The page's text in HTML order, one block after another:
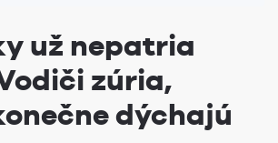
už nepatria
zúria,
dýchajú